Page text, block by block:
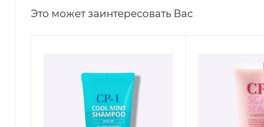
Это может заинтересовать Вас